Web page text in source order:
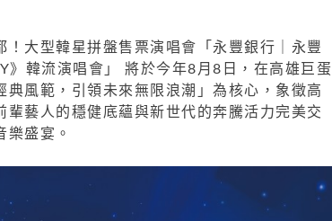
大型韓星拼盤售票演唱會「永豐銀行｜永豐
韓流演唱會」 將於今年8月8日，在高雄巨蛋
典風範，引領未來無限浪潮」為核心，象徵高
藝人的穩健底蘊與新世代的奔騰活力完美交
樂盛宴。